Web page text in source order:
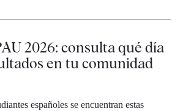
2026: consulta qué día
en tu comunidad
españoles se encuentran estas